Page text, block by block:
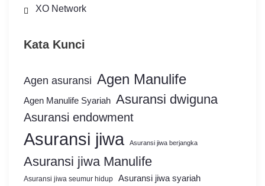
XO Network
Kata Kunci
Agen asuransi Agen Manulife
Agen Manulife Syariah Asuransi dwiguna
Asuransi endowment
Asuransi jiwa Asuransi jiwa berjangka
Asuransi jiwa Manulife
Asuransi jiwa seumur hidup Asuransi jiwa syariah